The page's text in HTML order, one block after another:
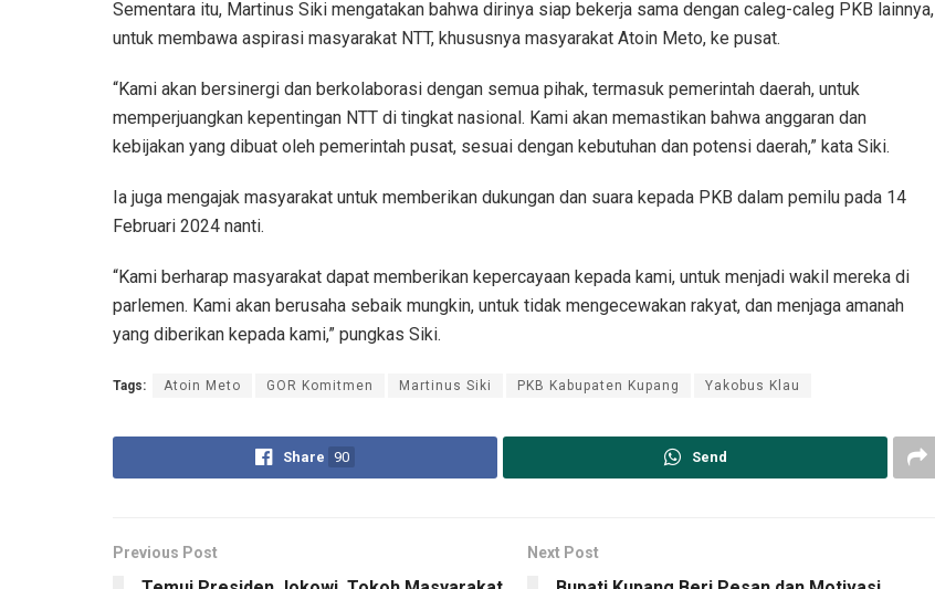
Sementara itu, Martinus Siki mengatakan bahwa dirinya siap bekerja sama dengan caleg-caleg PKB lainnya,
untuk membawa aspirasi masyarakat NTT, khususnya masyarakat Atoin Meto, ke pusat.
“Kami akan bersinergi dan berkolaborasi dengan semua pihak, termasuk pemerintah daerah, untuk
memperjuangkan kepentingan NTT di tingkat nasional. Kami akan memastikan bahwa anggaran dan
kebijakan yang dibuat oleh pemerintah pusat, sesuai dengan kebutuhan dan potensi daerah,” kata Siki.
Ia juga mengajak masyarakat untuk memberikan dukungan dan suara kepada PKB dalam pemilu pada 14
Februari 2024 nanti.
“Kami berharap masyarakat dapat memberikan kepercayaan kepada kami, untuk menjadi wakil mereka di
parlemen. Kami akan berusaha sebaik mungkin, untuk tidak mengecewakan rakyat, dan menjaga amanah
yang diberikan kepada kami,” pungkas Siki.
Tags: Atoin Meto GOR Komitmen Martinus Siki PKB Kabupaten Kupang Yakobus Klau
Share 90 Send
Previous Post Next Post